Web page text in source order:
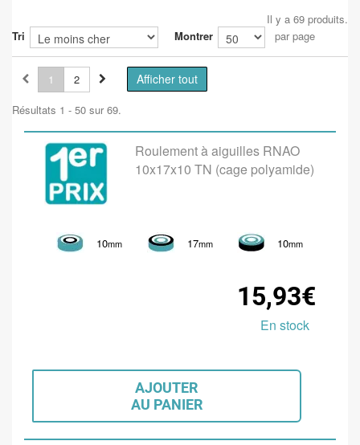
Il y a 69 produits.
Tri
Montrer par page
Afficher tout
1
2
Résultats 1 - 50 sur 69.
Roulement à aiguilles RNAO
10x17x10 TN (cage polyamide)
10mm 17mm 10mm
15,93€
En stock
AJOUTER
AU PANIER